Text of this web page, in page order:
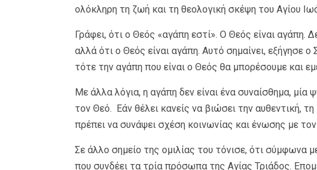
ολόκληρη τη ζωή και τη θεολογική σκέψη του Αγίου
Γράφει, ότι ο Θεός «αγάπη εστί». Ο Θεός είναι αγάπη.
αλλά ότι ο Θεός είναι αγάπη. Αυτό σημαίνει, εξήγησε
τότε την αγάπη που είναι ο Θεός θα μπορέσουμε και
Με άλλα λόγια, η αγάπη δεν είναι ένα συναίσθημα,
τον Θεό. Εάν θέλει κανείς να βιώσει την αυθεντική,
πρέπει να συνάψει σχέση κοινωνίας και ένωσης με
Σε άλλο σημείο της ομιλίας του τόνισε, ότι σύμφωνα
που συνδέει τα τρία πρόσωπα της Αγίας Τριάδος.